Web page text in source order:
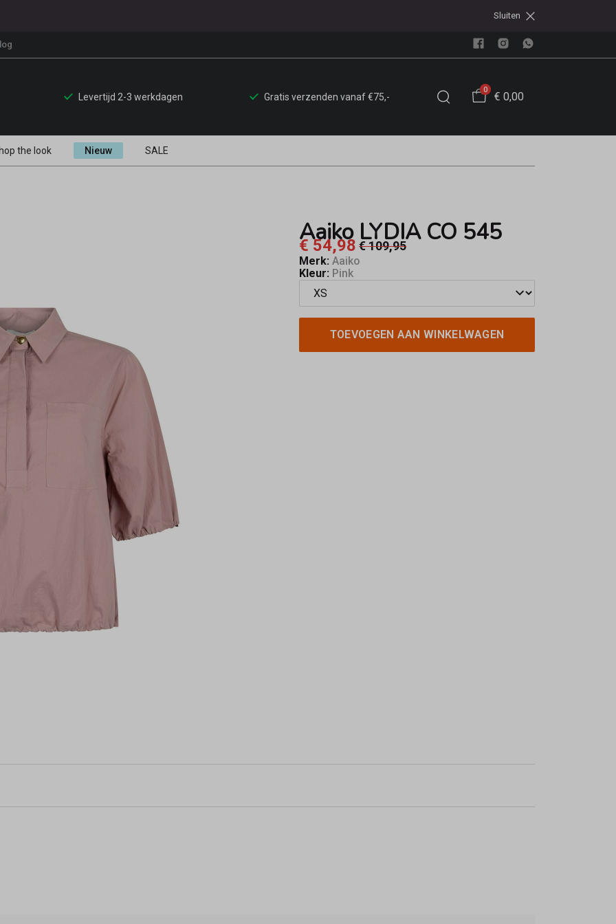
Sluiten
Levertijd 2-3 werkdagen Gratis verzenden vanaf €75,-
0
€ 0,00
the look Nieuw SALE
Aaiko LYDIA CO 545
€ 54,98 € 109,95
Merk: Aaiko
Kleur: Pink
TOEVOEGEN AAN WINKELWAGEN